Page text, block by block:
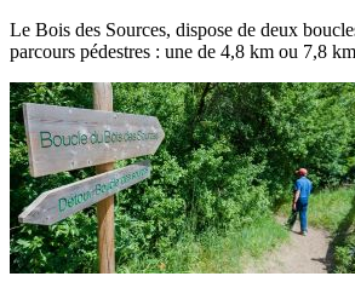
Le Bois des Sources, dispose de deux
parcours pédestres : une de 4,8 km ou 7,8